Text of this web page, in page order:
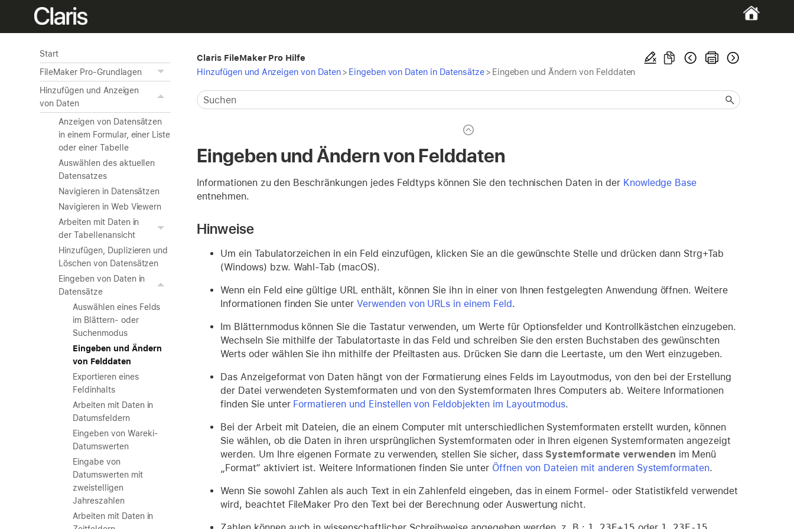
Start
FileMaker Pro-Grundlagen
Hinzufügen und Anzeigen
von Daten
Anzeigen von Datensätzen
in einem Formular, einer Liste
oder einer Tabelle
Auswählen des aktuellen
Datensatzes
Navigieren in Datensätzen
Navigieren in Web Viewern
Arbeiten mit Daten in
der Tabellenansicht
Hinzufügen, Duplizieren und
Löschen von Datensätzen
Eingeben von Daten in
Datensätze
Auswählen eines Felds
im Blättern- oder
Suchenmodus
Eingeben und Ändern
von Felddaten
Exportieren eines
Feldinhalts
Arbeiten mit Daten in
Datumsfeldern
Eingeben von Wareki-
Datumswerten
Eingabe von
Datumswerten mit
zweistelligen
Jahreszahlen
Arbeiten mit Daten in
Claris FileMaker Pro Hilfe
Hinzufügen und Anzeigen von Daten> Eingeben von Daten in Datensätze> Eingeben und Ändern von Felddaten
Eingeben und Ändern von Felddaten
Informationen zu den Beschränkungen jedes Feldtyps können Sie den technischen Daten in der Knowledge Base
entnehmen.
Hinweise
Um ein Tabulatorzeichen in ein Feld einzufügen, klicken Sie an die gewünschte Stelle und drücken dann Strg+Tab
(Windows) bzw. Wahl-Tab (macOS).
Wenn ein Feld eine gültige URL enthält, können Sie ihn in einer von Ihnen festgelegten Anwendung öffnen. Weitere
Informationen finden Sie unter Verwenden von URLs in einem Feld.
Im Blätternmodus können Sie die Tastatur verwenden, um Werte für Optionsfelder und Kontrollkästchen einzugeben.
Wechseln Sie mithilfe der Tabulatortaste in das Feld und schreiben Sie den ersten Buchstaben des gewünschten
Werts oder wählen Sie ihn mithilfe der Pfeiltasten aus. Drücken Sie dann die Leertaste, um den Wert einzugeben.
Das Anzeigeformat von Daten hängt von der Formatierung eines Felds im Layoutmodus, von den bei der Erstellung
der Datei verwendeten Systemformaten und von den Systemformaten Ihres Computers ab. Weitere Informationen
finden Sie unter Formatieren und Einstellen von Feldobjekten im Layoutmodus.
Bei der Arbeit mit Dateien, die an einem Computer mit unterschiedlichen Systemformaten erstellt wurden, können
Sie wählen, ob die Daten in ihren ursprünglichen Systemformaten oder in Ihren eigenen Systemformaten angezeigt
werden. Um Ihre eigenen Formate zu verwenden, stellen Sie sicher, dass Systemformate verwenden im Menü
„Format“ aktiviert ist. Weitere Informationen finden Sie unter Öffnen von Dateien mit anderen Systemformaten.
Wenn Sie sowohl Zahlen als auch Text in ein Zahlenfeld eingeben, das in einem Formel- oder Statistikfeld verwendet
wird, beachtet FileMaker Pro den Text bei der Berechnung oder Auswertung nicht.